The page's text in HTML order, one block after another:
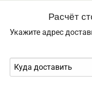
Расчёт
Укажите адрес